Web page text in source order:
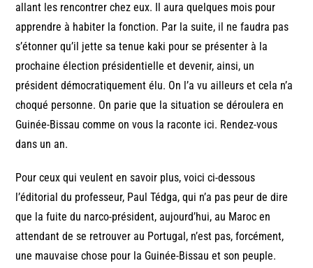
allant les rencontrer chez eux. Il aura quelques mois pour
apprendre à habiter la fonction. Par la suite, il ne faudra pas
s’étonner qu’il jette sa tenue kaki pour se présenter à la
prochaine élection présidentielle et devenir, ainsi, un
président démocratiquement élu. On l’a vu ailleurs et cela n’a
choqué personne. On parie que la situation se déroulera en
Guinée-Bissau comme on vous la raconte ici. Rendez-vous
dans un an.
Pour ceux qui veulent en savoir plus, voici ci-dessous
l’éditorial du professeur, Paul Tédga, qui n’a pas peur de dire
que la fuite du narco-président, aujourd’hui, au Maroc en
attendant de se retrouver au Portugal, n’est pas, forcément,
une mauvaise chose pour la Guinée-Bissau et son peuple.